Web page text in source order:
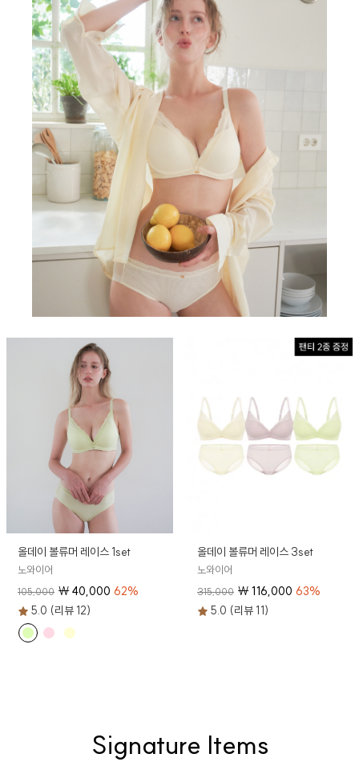
올데이 볼류머 레이스 1set
노와이어
105,000 ₩40,000 62%
5.0 (리뷰 12)
올데이 볼류머 레이스 3set
노와이어
315,000 ₩116,000 63%
5.0 (리뷰 11)
Signature Items